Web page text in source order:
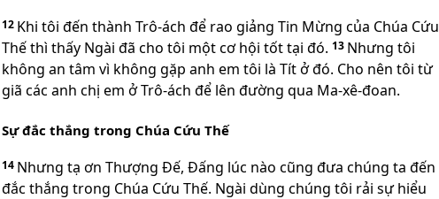
12 Khi tôi đến thành Trô-ách để rao giảng Tin Mừng của Chúa Cứu
Thế thì thấy Ngài đã cho tôi một cơ hội tốt tại đó. 13 Nhưng tôi
không an tâm vì không gặp anh em tôi là Tít ở đó. Cho nên tôi từ
giã các anh chị em ở Trô-ách để lên đường qua Ma-xê-đoan.
Sự đắc thắng trong Chúa Cứu Thế
14 Nhưng tạ ơn Thượng Đế, Đấng lúc nào cũng đưa chúng ta đến
đắc thắng trong Chúa Cứu Thế. Ngài dùng chúng tôi rải sự hiểu